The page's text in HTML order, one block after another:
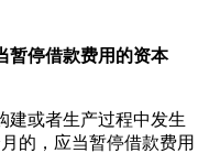
停借款费用的资本
或者生产过程中发生
的，应当暂停借款费用